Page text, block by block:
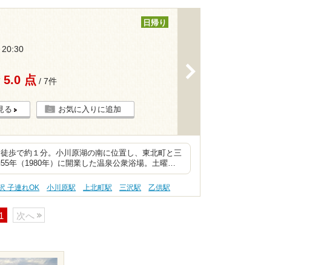
日帰り
20:30
5.0 点 / 7件
る お気に入りに追加
歩で約１分。小川原湖の南に位置し、東北町と三
年（1980年）に開業した温泉公衆浴場。土曜…
子連れOK 小川原駅 上北町駅 三沢駅 乙供駅
1 次へ